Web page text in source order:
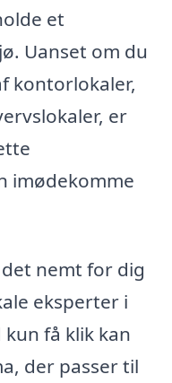
et
Uanset om du
kontorlokaler,
er
imødekomme
nemt for dig
eksperter i
få klik kan
der passer til